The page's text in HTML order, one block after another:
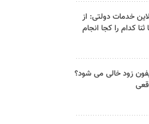
خدمات دولتی: از
کدام را کجا انجام
زود خالی می شود؟